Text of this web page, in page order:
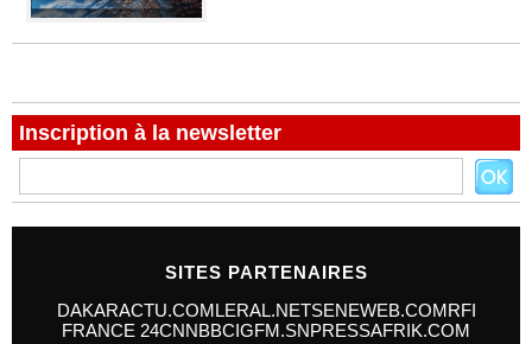
Inscription à la newsletter
SITES PARTENAIRES
DAKARACTU.COMLERAL.NETSENEWEB.COMRFI
FRANCE 24CNNBBCIGFM.SNPRESSAFRIK.COM